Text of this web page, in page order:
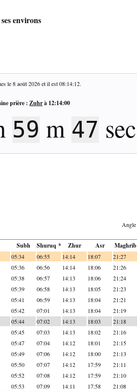
environs
le8 août 2026et il est08:14:13.
prière : Zuhrà 12:14:00
59 m 46 sec
Angle
Subh Shuruq * Zhur Asr Maghrib
05:34 06:55 14:14 18:07 21:27
05:36 06:56 14:14 18:06 21:26
05:38 06:57 14:13 18:06 21:24
05:39 06:58 14:13 18:05 21:23
05:41 06:59 14:13 18:04 21:21
05:42 07:01 14:13 18:04 21:19
05:44 07:02 14:13 18:03 21:18
05:45 07:03 14:13 18:02 21:16
05:47 07:04 14:12 18:01 21:15
05:49 07:06 14:12 18:00 21:13
05:50 07:07 14:12 17:59 21:11
05:52 07:08 14:12 17:59 21:10
05:53 07:09 14:11 17:58 21:08